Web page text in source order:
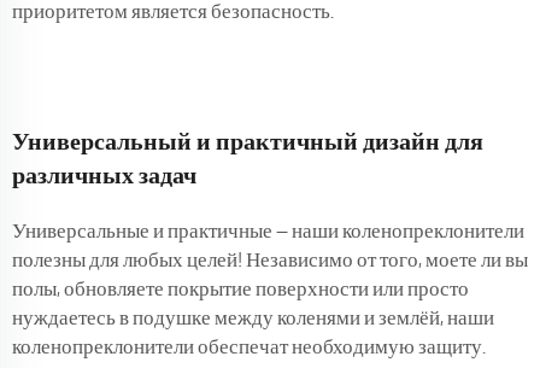
приоритетом является безопасность.
Универсальный и практичный дизайн для
различных задач
Универсальные и практичные — наши коленопреклонители
полезны для любых целей! Независимо от того, моете ли вы
полы, обновляете покрытие поверхности или просто
нуждаетесь в подушке между коленями и землёй, наши
коленопреклонители обеспечат необходимую защиту.